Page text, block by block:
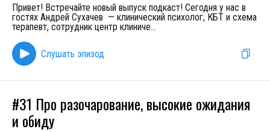
Привет! Встречайте новый выпуск подкаст! Сегодня у нас в
гостях Андрей Сухачев — клинический психолог, КБТ и схема
терапевт, сотрудник центр клиниче...
Слушать эпизод
#31 Про разочарование, высокие ожидания
и обиду